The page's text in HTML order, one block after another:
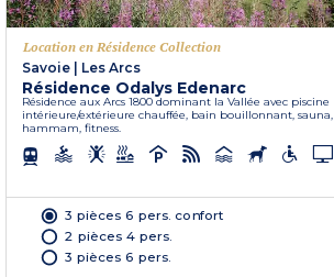
Location en Résidence Collection
Savoie | Les Arcs
Résidence Odalys Edenarc
Résidence aux Arcs 1800 dominant la Vallée avec piscine
intérieure/extérieure chauffée, bain bouillonnant, sauna,
hammam, fitness.
3 pièces 6 pers. confort
2 pièces 4 pers.
3 pièces 6 pers.